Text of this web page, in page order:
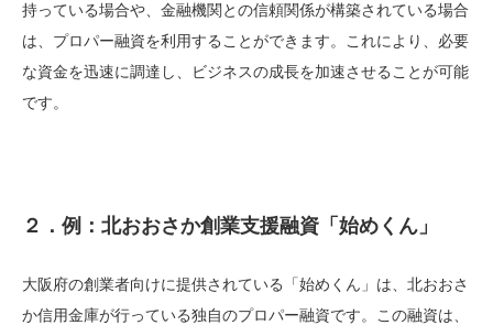
持っている場合や、金融機関との信頼関係が構築されている場合
は、プロパー融資を利用することができます。これにより、必要
な資金を迅速に調達し、ビジネスの成長を加速させることが可能
です。
２．例：北おおさか創業支援融資「始めくん」
大阪府の創業者向けに提供されている「始めくん」は、北おおさ
か信用金庫が行っている独自のプロパー融資です。この融資は、